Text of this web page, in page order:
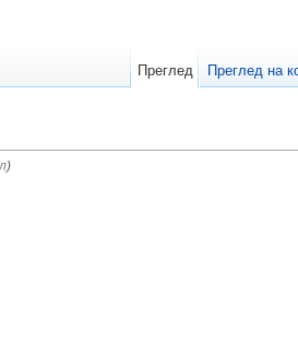
)
Преглед Преглед на